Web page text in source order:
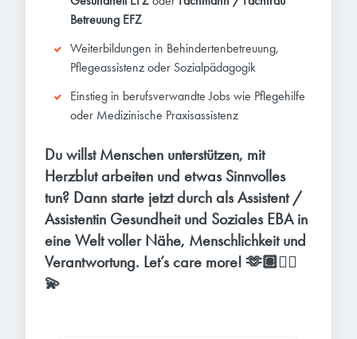
Betreuung EFZ
Weiterbildungen in Behindertenbetreuung,
Pflegeassistenz oder Sozialpädagogik
Einstieg in berufsverwandte Jobs wie Pflegehilfe
oder Medizinische Praxisassistenz
Du willst Menschen unterstützen, mit
Herzblut arbeiten und etwas Sinnvolles
tun? Dann starte jetzt durch als Assistent /
Assistentin Gesundheit und Soziales EBA in
eine Welt voller Nähe, Menschlichkeit und
Verantwortung. Let’s care more! 🫶🏽🧑‍⚕️
💫